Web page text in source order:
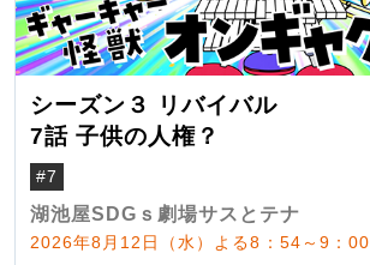
シーズン３ リバイバル
7話 子供の人権？
#7
湖池屋SDGｓ劇場サスとテナ
2026年8月12日（水）よる8：54～9：00